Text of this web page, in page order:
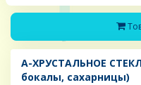
A-ХРУСТАЛЬНОЕ
бокалы, сахарницы)